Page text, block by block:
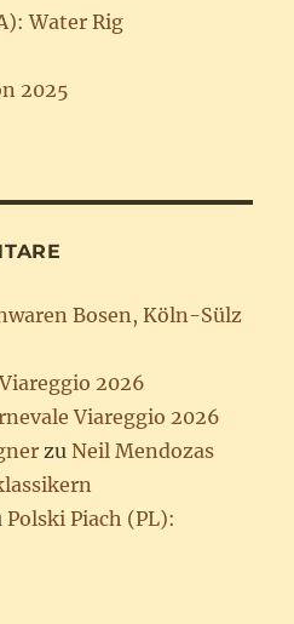
Water Rig
2025
Bosen, Köln-Sülz
2026
Viareggio 2026
zuNeil Mendozas
Polski Piach (PL):